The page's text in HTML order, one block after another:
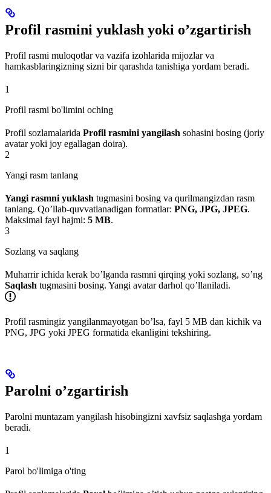
Profil rasmini yuklash yoki o’zgartirish
Profil rasmi muloqotlar va vazifa izohlarida mijozlar va
hamkasblaringizning sizni bir qarashda tanishiga yordam beradi.
1
Profil rasmi bo'limini oching
Profil sozlamalarida Profil rasmini yangilash sohasini bosing (joriy
avatar yoki joy egallagan doira).
2
Yangi rasm tanlang
Yangi rasmni yuklash tugmasini bosing va qurilmangizdan rasm
tanlang. Qo’llab-quvvatlanadigan formatlar: PNG, JPG, JPEG.
Maksimal fayl hajmi: 5 MB.
3
Sozlang va saqlang
Muharrir ichida kerak bo’lganda rasmni qirqing yoki sozlang, so’ng
Saqlash tugmasini bosing. Yangi avatar darhol qo’llaniladi.
Profil rasmingiz yangilanmayotgan bo’lsa, fayl 5 MB dan kichik va
PNG, JPG yoki JPEG formatida ekanligini tekshiring.
Parolni o’zgartirish
Parolni muntazam yangilash hisobingizni xavfsiz saqlashga yordam
beradi.
1
Parol bo'limiga o'ting